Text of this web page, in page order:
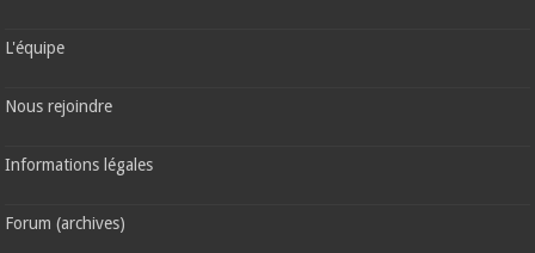
L'équipe
Nous rejoindre
Informations légales
Forum (archives)